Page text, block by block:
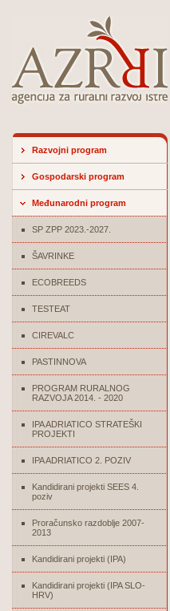
Razvojni program
Gospodarski program
Međunarodni program
SP ZPP 2023.-2027.
ŠAVRINKE
ECOBREEDS
TESTEAT
CIREVALC
PASTINNOVA
PROGRAM RURALNOG
RAZVOJA 2014. - 2020
IPA ADRIATICO STRATEŠKI
PROJEKTI
IPA ADRIATICO 2. POZIV
Kandidirani projekti SEES 4.
poziv
Proračunsko razdoblje 2007-
2013
Kandidirani projekti (IPA)
Kandidirani projekti (IPA SLO-
HRV)